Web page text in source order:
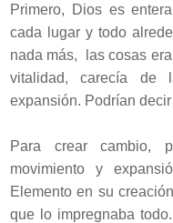
Primero, Dios es
cada lugar y todo
nada más, las cosas
vitalidad, carecía de
expansión. Podrían
Para crear cambio,
movimiento y
Elemento en su
que lo impregnaba